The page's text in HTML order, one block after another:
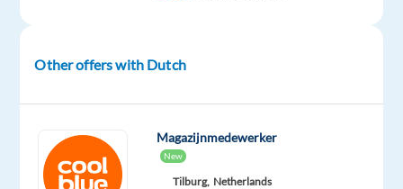
Valencia
voor
Bij
Other offers with Dutch
Magazijnmedewerker
New
Tilburg, Netherlands